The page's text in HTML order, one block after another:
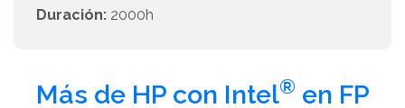
Duración: 2000h
Más de HP con Intel® en FP